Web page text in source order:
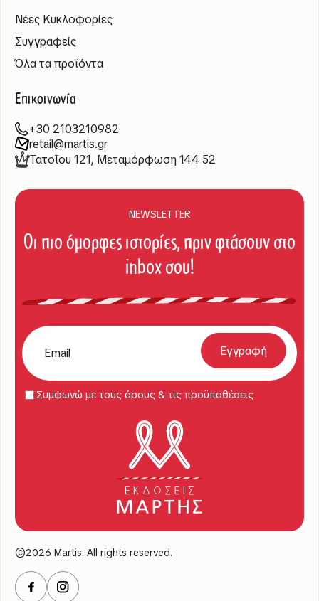
Νέες Κυκλοφορίες
Συγγραφείς
Όλα τα προϊόντα
Επικοινωνία
+30 2103210982
retail@martis.gr
Τατοΐου 121, Μεταμόρφωση 144 52
NEWSLETTER
Οι πιο όμορφες ιστορίες, πριν φτάσουν στο
inbox σου!
Συμφωνώ με τους όρους & τις προϋποθέσεις
©2026 Martis. All rights reserved.